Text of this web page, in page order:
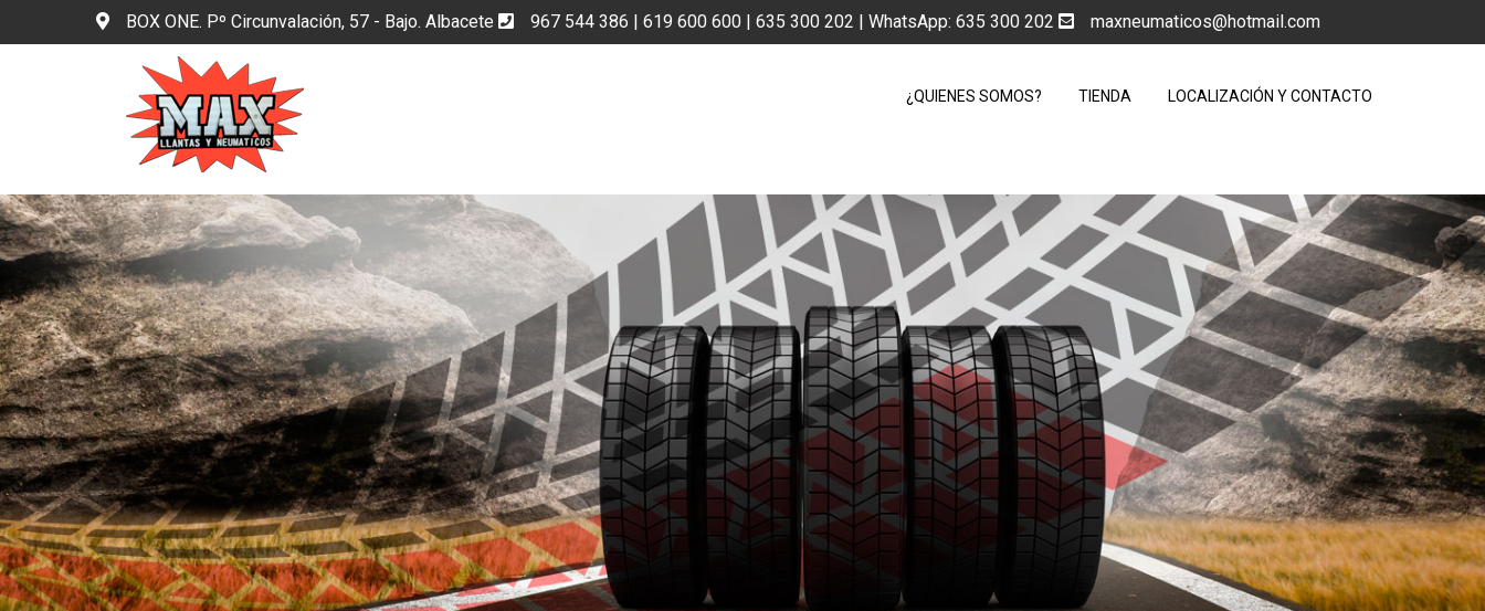
BOX ONE. Pº Circunvalación, 57 - Bajo. Albacete 967 544 386 | 619 600 600 | 635 300 202 | WhatsApp: 635 300 202 maxneumaticos@hotmail.com
¿QUIENES SOMOS? TIENDA LOCALIZACIÓN Y CONTACTO